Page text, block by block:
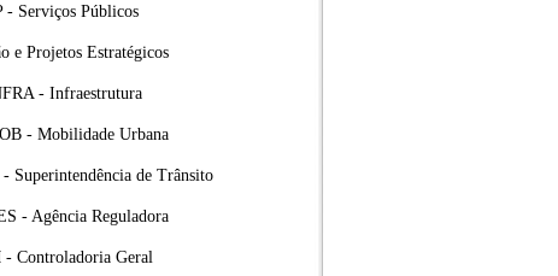
- Serviços Públicos
e Projetos Estratégicos
- Infraestrutura
- Mobilidade Urbana
Superintendência de Trânsito
- Agência Reguladora
- Controladoria Geral